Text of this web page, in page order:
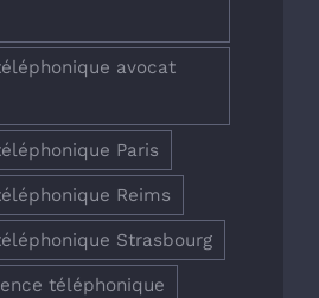
avocat
Paris
Reims
Strasbourg
téléphonique